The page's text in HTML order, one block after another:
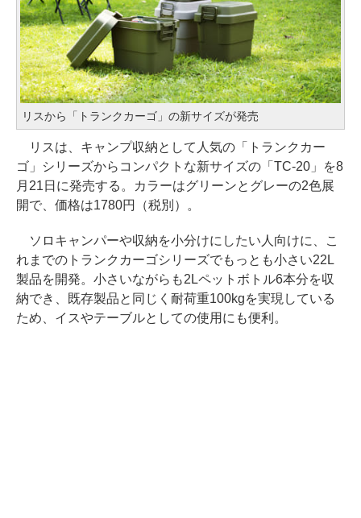
リスから「トランクカーゴ」の新サイズが発売
リスは、キャンプ収納として人気の「トランクカー
ゴ」シリーズからコンパクトな新サイズの「TC-20」を8
月21日に発売する。カラーはグリーンとグレーの2色展
開で、価格は1780円（税別）。
ソロキャンパーや収納を小分けにしたい人向けに、こ
れまでのトランクカーゴシリーズでもっとも小さい22L
製品を開発。小さいながらも2Lペットボトル6本分を収
納でき、既存製品と同じく耐荷重100kgを実現している
ため、イスやテーブルとしての使用にも便利。